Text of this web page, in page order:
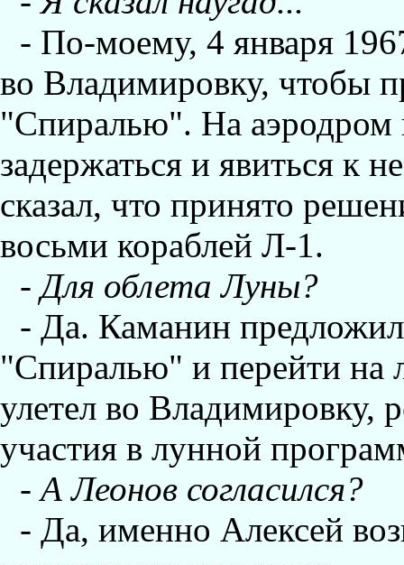
- По-моему, 4 января
во Владимировку, чтобы
"Спиралью". Hа аэродром
задержаться и явиться к
сказал, что принято
восьми кораблей Л-1.
- Для облета Луны?
- Да. Каманин
"Спиралью" и перейти на
улетел во Владимировку,
участия в лунной
- А Леонов согласился?
- Да, именно Алексей